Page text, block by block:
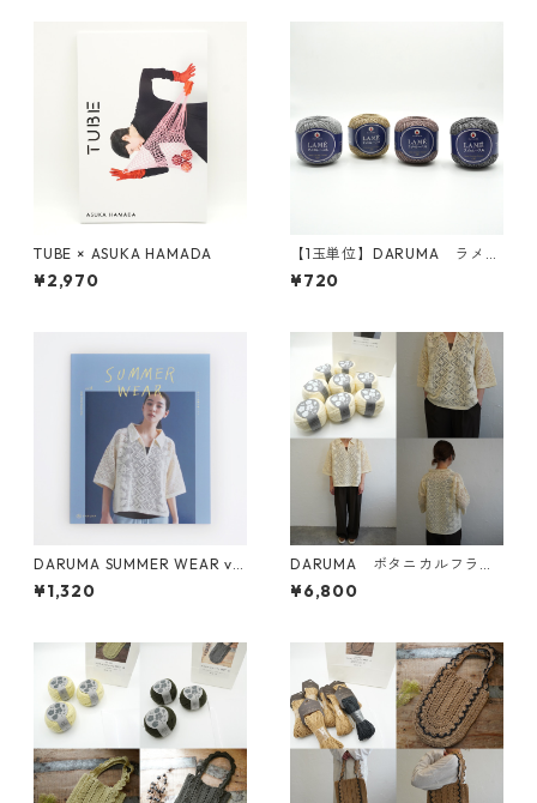
TUBE × ASUKA HAMADA
¥2,970
【1玉単位】DARUMA ラメの
レ－ス糸#30
¥720
DARUMA SUMMER WEAR vo
l.4
¥1,320
DARUMA ボタニカルフラワ
ークロッシェポロKIT
¥6,800